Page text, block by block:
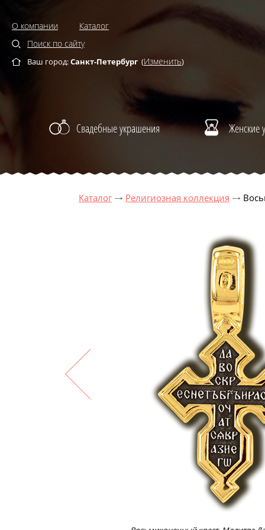
О компании
Каталог
Поиск по сайту
Ваш город:Санкт-Петербург (Изменить)
Свадебные украшения Женские
Каталог Религиозная коллекция